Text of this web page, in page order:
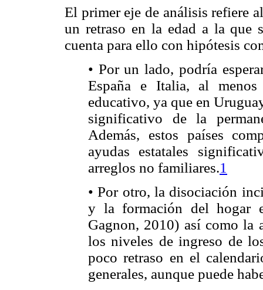
El primer eje de análisis refiere
un retraso en la edad a la que
cuenta para ello con hipótesis
• Por un lado, podría
España e Italia, al
educativo, ya que en
significativo de la
Además, estos países
ayudas estatales
arreglos no familiares.1
• Por otro, la disociación
y la formación del hogar
Gagnon, 2010) así como la
los niveles de ingreso de
poco retraso en el
generales, aunque puede